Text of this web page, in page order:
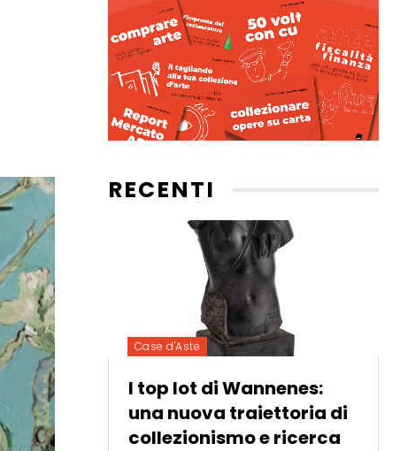
RECENTI
Case d'Aste
I top lot di Wannenes:
una nuova traiettoria di
collezionismo e ricerca